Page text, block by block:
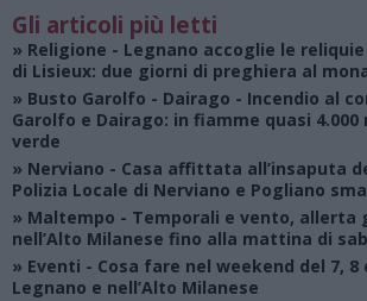
Gli articoli più letti
» Religione - Legnano accoglie le
di Lisieux: due giorni di preghiera al
» Busto Garolfo - Dairago - Incendio al
Garolfo e Dairago: in fiamme quasi
verde
» Nerviano - Casa affittata all’insaputa
Polizia Locale di Nerviano e Pogliano
» Maltempo - Temporali e vento, allerta
nell’Alto Milanese fino alla mattina di
» Eventi - Cosa fare nel weekend del 7, 8
Legnano e nell’Alto Milanese